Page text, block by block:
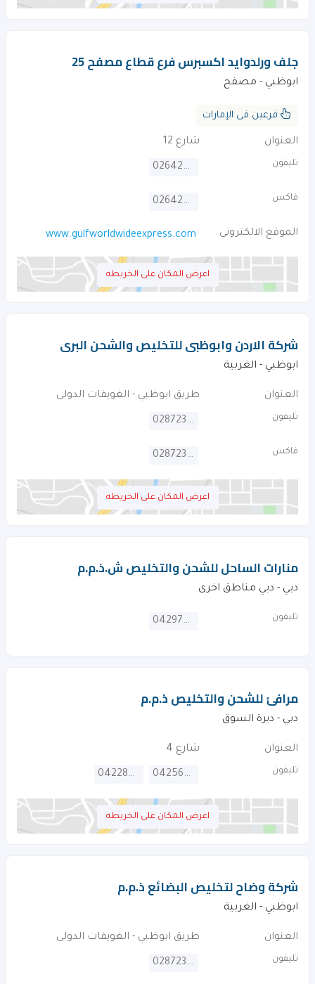
جلف ورلدوايد اكسبرس فرع قطاع مصفح 25
ابوظبي - مصفح
فرعين فى الإمارات
العنوان شارع 12
تليفون 026426602
فاكس 026426605
الموقع الالكترونى www.gulfworldwideexpress.com
اعرض المكان على الخريطه
شركة الاردن وابوظبى للتخليص والشحن البرى
ابوظبي - الغربية
العنوان طريق ابوظبي - الغويفات الدولى
تليفون 028723282
فاكس 028723269
اعرض المكان على الخريطه
منارات الساحل للشحن والتخليص ش.ذ.م.م
دبي - دبي مناطق اخرى
تليفون 042975414
مرافئ للشحن والتخليص ذ.م.م
دبي - ديرة السوق
العنوان شارع 4
تليفون 042562256
042284000
اعرض المكان على الخريطه
شركة وضاح لتخليص البضائع ذ.م.م
ابوظبي - الغربية
العنوان طريق ابوظبي - الغويفات الدولى
تليفون 028723225